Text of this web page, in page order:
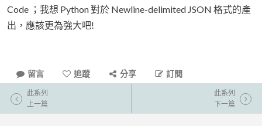
Code ；我想 Python 對於 Newline-delimited JSON 格式的產
出，應該更為強大吧!
留言 追蹤 分享 訂閱
此系列
上一篇
此系列
下一篇